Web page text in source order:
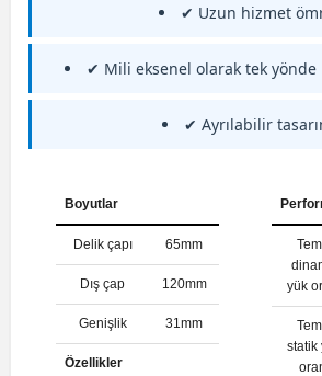
✔ Uzun hizmet
✔ Mili eksenel olarak tek yönde
✔ Ayrılabilir
Boyutlar
Delik çapı 65mm
Dış çap 120mm
Genişlik 31mm
Özellikler
yük
statik